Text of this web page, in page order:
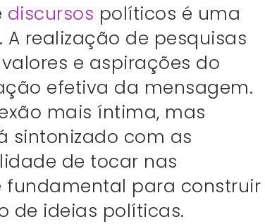
discursos políticos é uma
realização de pesquisas
e aspirações do
efetiva da mensagem.
mais íntima, mas
sintonizado com as
de tocar nas
fundamental para construir
de ideias políticas.